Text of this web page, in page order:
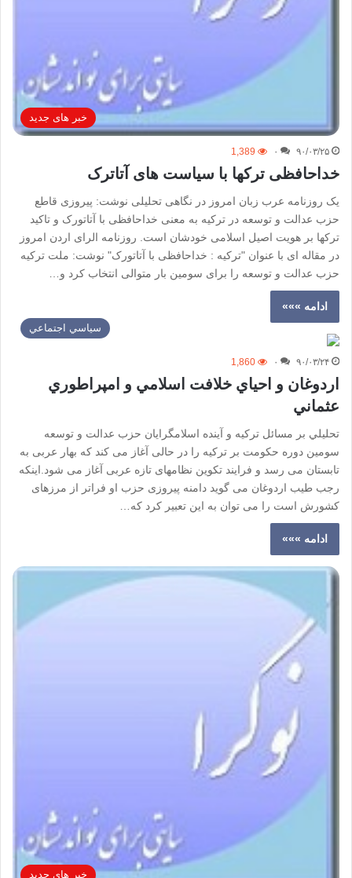
خبر های جدید
۹۰/۰۳/۲۵ ۰ 1,389
خداحافظی ترکها با سیاست های آتاترک
یک روزنامه عرب زبان امروز در نگاهی تحلیلی نوشت: پیروزی قاطع
حزب عدالت و توسعه در ترکیه به معنی خداحافظی با آتاتورک و تاکید
ترکها بر هویت اصیل اسلامی خودشان است. روزنامه الرای اردن امروز
در مقاله ای با عنوان "ترکیه : خداحافظی با آتاتورک" نوشت: ملت ترکیه
حزب عدالت و توسعه را برای سومین بار متوالی انتخاب کرد و…
ادامه »»»
سياسي اجتماعي
۹۰/۰۳/۲۴ ۰ 1,860
اردوغان و احياي خلافت اسلامي و امپراطوري
عثماني
تحليلي بر مسائل تركيه و آينده اسلامگرايان حزب عدالت و توسعه
سومین دوره حکومت بر ترکیه را در حالی آغاز می کند که بهار عربی به
تابستان می رسد و فرایند تکوین نظامهای تازه عربی آغاز می شود.اینکه
رجب طیب اردوغان می گوید دامنه پیروزی حزب او فراتر از مرزهای
کشورش است را می توان به این تعبیر کرد که…
ادامه »»»
خبر های جدید